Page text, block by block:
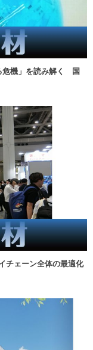
危機」を読み解く 国
チェーン全体の最適化